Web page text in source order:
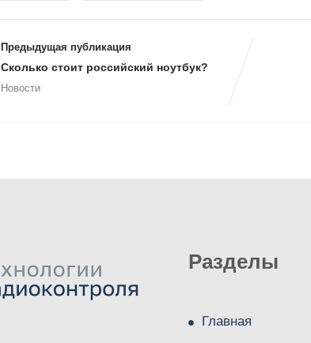
Предыдущая публикация
Сколько стоит российский ноутбук?
Новости
Разделы
Главная